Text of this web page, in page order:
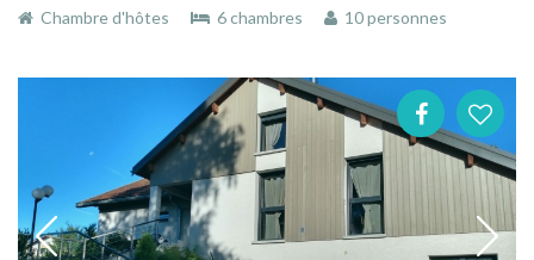
Chambre d'hôtes
6 chambres 10 personnes